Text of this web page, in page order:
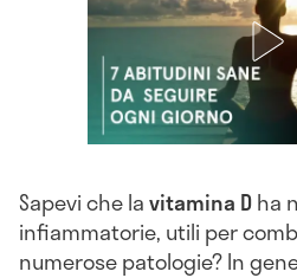
Sapevi che lavitamina Dha
infiammatorie, utili per
numerose patologie? In